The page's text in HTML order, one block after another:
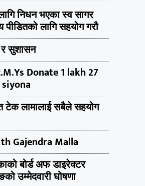
निधन भएका स्व सागर
लागि सहयोग गरौ
सुशासन
Donate 1 lakh 27
टेक लामालाई सबैले सहयोग
Gajendra Malla
बोर्ड अफ डाइरेक्टर
उम्मेदवारी घोषणा